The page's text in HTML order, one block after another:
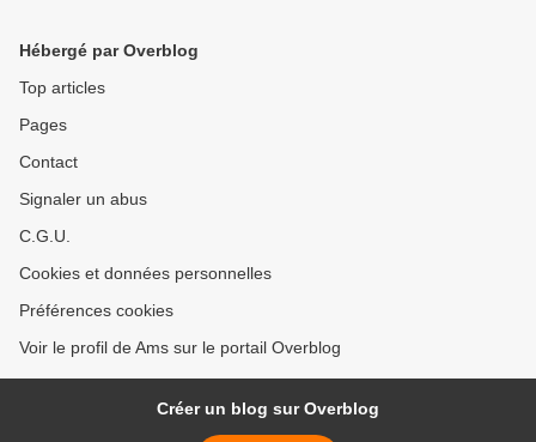
Hébergé par Overblog
Top articles
Pages
Contact
Signaler un abus
C.G.U.
Cookies et données personnelles
Préférences cookies
Voir le profil de Ams sur le portail Overblog
Créer un blog sur Overblog